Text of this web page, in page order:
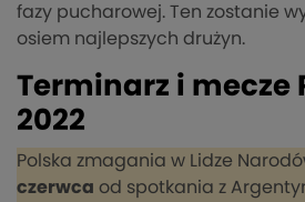
fazy pucharowej. Ten zostanie
osiem najlepszych drużyn.
Terminarz i mecze
2022
Polska zmagania w Lidze
czerwca od spotkania z